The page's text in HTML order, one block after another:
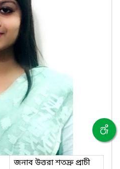
জনাব উত্তরা শতদ্রু প্রাচী